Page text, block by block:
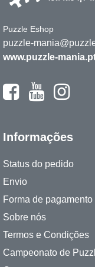
Puzzle Eshop
puzzle-
www.puzzle-
Informações
Status do pedido
Envio
Forma de pagamento
Sobre nós
Termos e Condições
Campeonato de